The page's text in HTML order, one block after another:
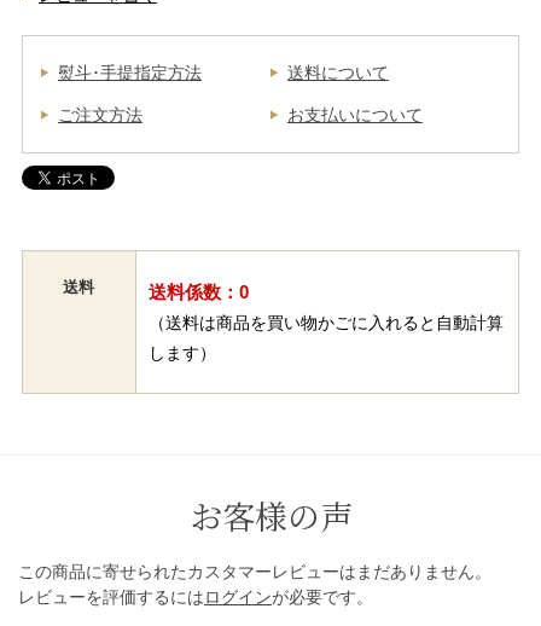
熨斗･手提指定方法 送料について
ご注文方法 お支払いについて
送料 送料係数：0
（送料は商品を買い物かごに入れると自動計算
します）
お客様の声
この商品に寄せられたカスタマーレビューはまだありません。
レビューを評価するにはログインが必要です。